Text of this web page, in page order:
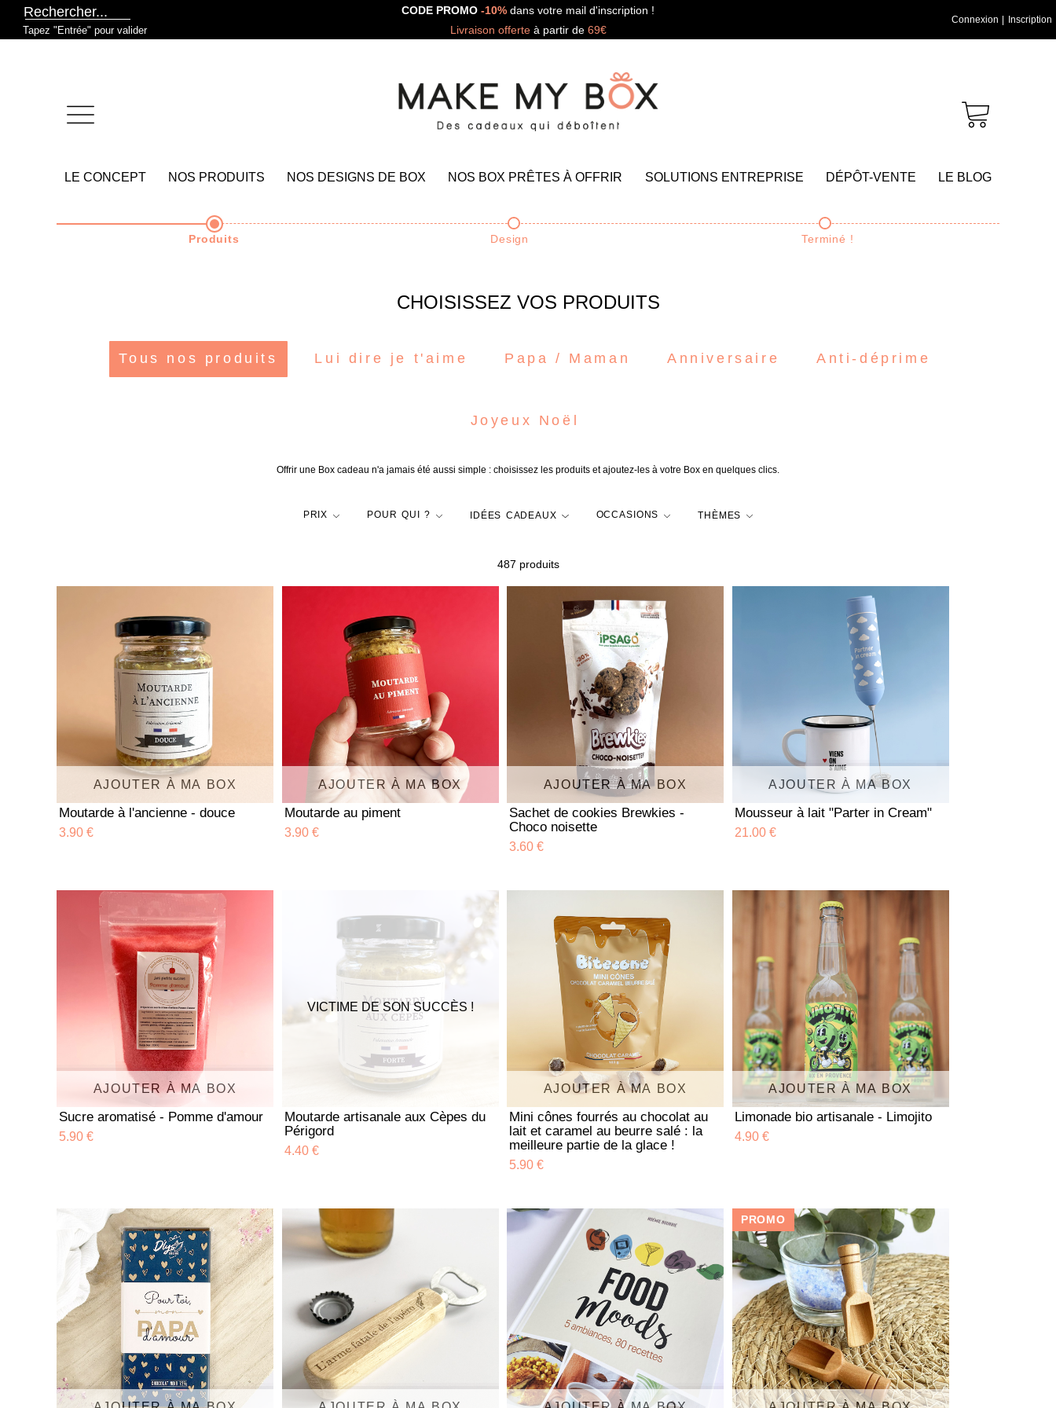
Tapez "Entrée" pour valider
CODE PROMO -10% dans votre mail d'inscription !
Livraison offerteà partir de69€
Connexion Inscription
LE CONCEPT NOS PRODUITS NOS DESIGNS DE BOX NOS BOX PRÊTES À OFFRIR SOLUTIONS ENTREPRISE DÉPÔT-VENTE LE BLOG
Produits Design Terminé !
CHOISISSEZ VOS PRODUITS
Tous nos produits Lui dire je t'aime Papa / Maman Anniversaire Anti-déprime
Joyeux Noël
Offrir une Box cadeau n'a jamais été aussi simple : choisissez les produits et ajoutez-les à votre Box en quelques clics.
PRIX POUR QUI ? IDÉES CADEAUX OCCASIONS THÈMES
487 produits
AJOUTER À MA BOX
Moutarde à l'ancienne - douce
3.90 €
AJOUTER À MA BOX
Moutarde au piment
3.90 €
AJOUTER À MA BOX
Sachet de cookies Brewkies -
Choco noisette
3.60 €
AJOUTER À MA BOX
Mousseur à lait "Parter in Cream"
21.00 €
AJOUTER À MA BOX
Sucre aromatisé - Pomme d'amour
5.90 €
VICTIME DE SON SUCCÈS !
Moutarde artisanale aux Cèpes du
Périgord
4.40 €
AJOUTER À MA BOX
Mini cônes fourrés au chocolat au
lait et caramel au beurre salé : la
meilleure partie de la glace !
5.90 €
AJOUTER À MA BOX
Limonade bio artisanale - Limojito
4.90 €
PROMO